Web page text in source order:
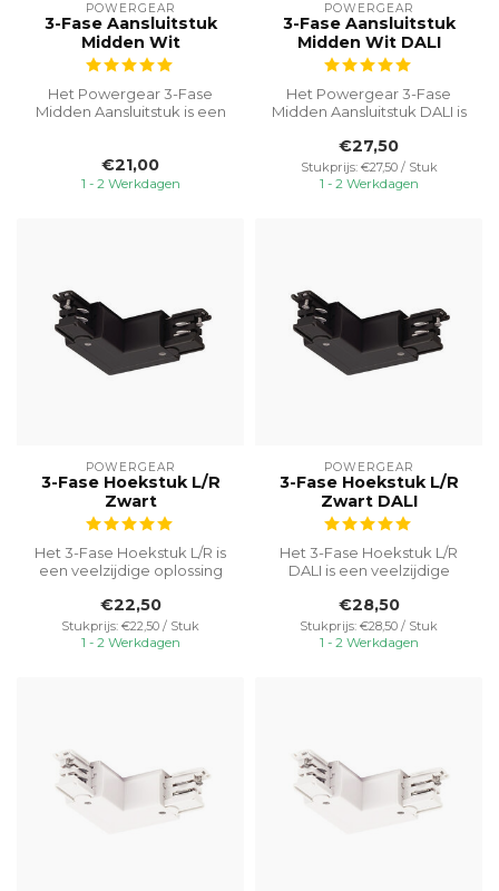
POWERGEAR
3-Fase Aansluitstuk
Midden Wit
Het Powergear 3-Fase
Midden Aansluitstuk is een
€21,00
1 - 2 Werkdagen
POWERGEAR
3-Fase Aansluitstuk
Midden Wit DALI
Het Powergear 3-Fase
Midden Aansluitstuk DALI is
betrouwbaar on...
€27,50
Stukprijs: €27,50 / Stuk
1 - 2 Werkdagen
POWERGEAR
3-Fase Hoekstuk L/R
Zwart
Het 3-Fase Hoekstuk L/R is
een veelzijdige oplossing
o...
€22,50
Stukprijs: €22,50 / Stuk
1 - 2 Werkdagen
POWERGEAR
3-Fase Hoekstuk L/R
Zwart DALI
Het 3-Fase Hoekstuk L/R
DALI is een veelzijdige
ontwo...
€28,50
Stukprijs: €28,50 / Stuk
1 - 2 Werkdagen